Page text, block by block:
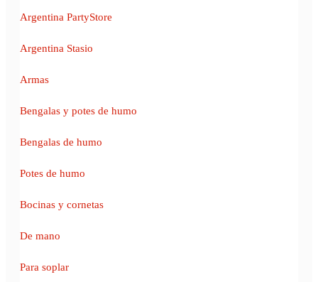
Argentina PartyStore
Argentina Stasio
Armas
Bengalas y potes de humo
Bengalas de humo
Potes de humo
Bocinas y cornetas
De mano
Para soplar